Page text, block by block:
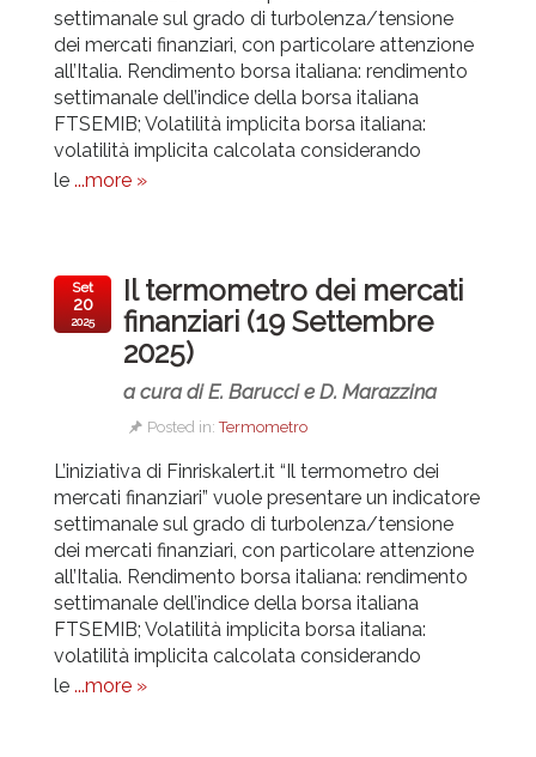
settimanale sul grado di turbolenza/tensione
dei mercati finanziari, con particolare attenzione
all’Italia. Rendimento borsa italiana: rendimento
settimanale dell’indice della borsa italiana
FTSEMIB; Volatilità implicita borsa italiana:
volatilità implicita calcolata considerando
le ...more »
Il termometro dei mercati
finanziari (19 Settembre
2025)
a cura di E. Barucci e D. Marazzina
Posted in:Termometro
Set
20
2025
L’iniziativa di Finriskalert.it “Il termometro dei
mercati finanziari” vuole presentare un indicatore
settimanale sul grado di turbolenza/tensione
dei mercati finanziari, con particolare attenzione
all’Italia. Rendimento borsa italiana: rendimento
settimanale dell’indice della borsa italiana
FTSEMIB; Volatilità implicita borsa italiana:
volatilità implicita calcolata considerando
le ...more »